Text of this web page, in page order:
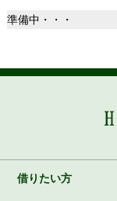
準備中・・・
借りたい方